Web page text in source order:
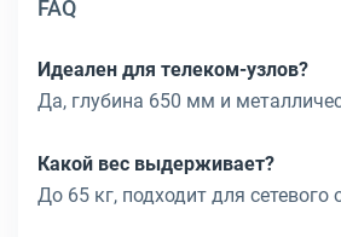
FAQ
Идеален для телеком-узлов?
Да, глубина 650 мм и
Какой вес выдерживает?
До 65 кг, подходит для сетевого